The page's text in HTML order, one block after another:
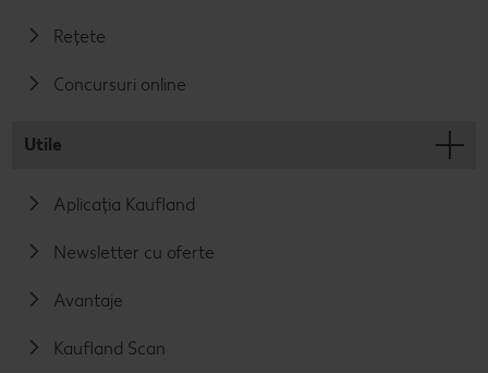
Rețete
Concursuri online
Utile
Aplicația Kaufland
Newsletter cu oferte
Avantaje
Kaufland Scan